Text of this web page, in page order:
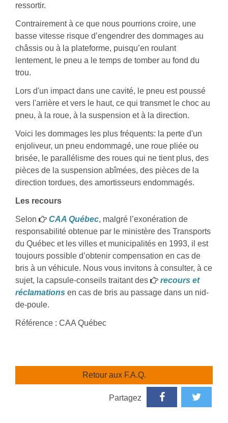
ressortir.
Contrairement à ce que nous pourrions croire, une
basse vitesse risque d’engendrer des dommages au
châssis ou à la plateforme, puisqu’en roulant
lentement, le pneu a le temps de tomber au fond du
trou.
Lors d'un impact dans une cavité, le pneu est poussé
vers l'arrière et vers le haut, ce qui transmet le choc au
pneu, à la roue, à la suspension et à la direction.
Voici les dommages les plus fréquents: la perte d'un
enjoliveur, un pneu endommagé, une roue pliée ou
brisée, le parallélisme des roues qui ne tient plus, des
pièces de la suspension abîmées, des pièces de la
direction tordues, des amortisseurs endommagés.
Les recours
Selon CAA Québec, malgré l’exonération de
responsabilité obtenue par le ministère des Transports
du Québec et les villes et municipalités en 1993, il est
toujours possible d’obtenir compensation en cas de
bris à un véhicule. Nous vous invitons à consulter, à ce
sujet, la capsule-conseils traitant des
recours et
réclamations en cas de bris au passage dans un nid-
de-poule.
Référence : CAA Québec
Retour aux F.A.Q.
Partagez